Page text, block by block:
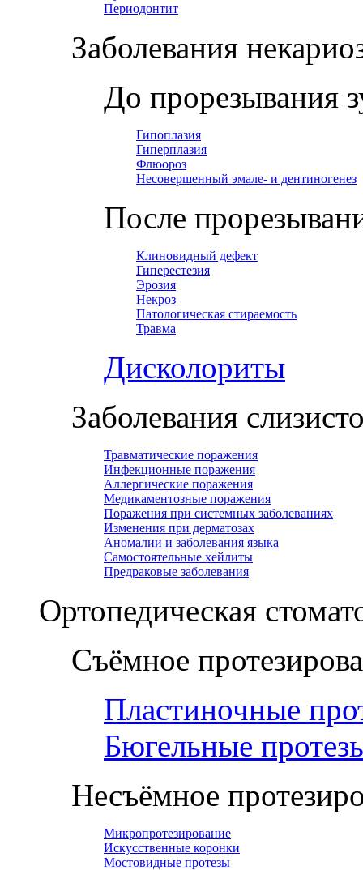
Периодонтит
Заболевания
До прорезывания
Гипоплазия
Гиперплазия
Флюороз
Несовершенный эмале- и дентиногенез
После
Клиновидный дефект
Гиперестезия
Эрозия
Некроз
Патологическая стираемость
Травма
Дисколориты
Заболевания
Травматические поражения
Инфекционные поражения
Аллергические поражения
Медикаментозные поражения
Поражения при системных заболеваниях
Изменения при дерматозах
Аномалии и заболевания языка
Самостоятельные хейлиты
Предраковые заболевания
Ортопедическая
Съёмное
Пластиночные
Бюгельные
Несъёмное
Микропротезирование
Искусственные коронки
Мостовидные протезы